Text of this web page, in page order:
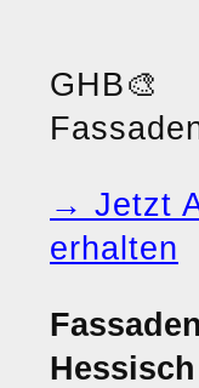
GHB🎨
→ Jetzt
erhalten